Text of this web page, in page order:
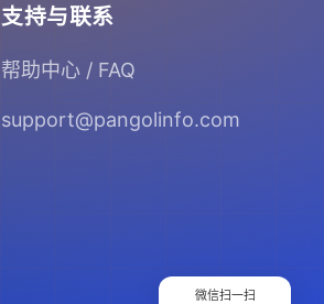
支持与联系
帮助中心 / FAQ
support@pangolinfo.com
微信扫一扫